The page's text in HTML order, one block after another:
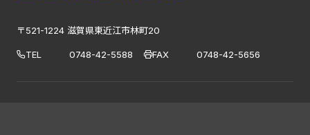
〒521-1224 滋賀県東近江市林町20
TEL 0748-42-5588 FAX 0748-42-5656